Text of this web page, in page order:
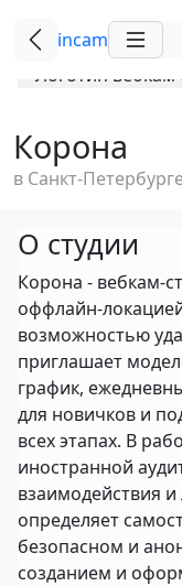
incam
Корона
в Санкт-Петербурге
О студии
Корона - вебкам-
оффлайн-
возможностью
приглашает
график,
для новичков и
всех этапах. В
иностранной
взаимодействия
определяет
безопасном и
созданием и